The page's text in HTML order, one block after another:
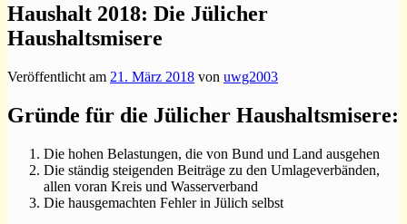
Haushalt 2018: Die Jülicher
Haushaltsmisere
Veröffentlicht am 21. März 2018 von uwg2003
Gründe für die Jülicher Haushaltsmisere:
Die hohen Belastungen, die von Bund und Land ausgehen
Die ständig steigenden Beiträge zu den Umlageverbänden,
allen voran Kreis und Wasserverband
Die hausgemachten Fehler in Jülich selbst